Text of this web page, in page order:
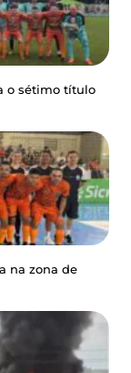
o sétimo título
na zona de